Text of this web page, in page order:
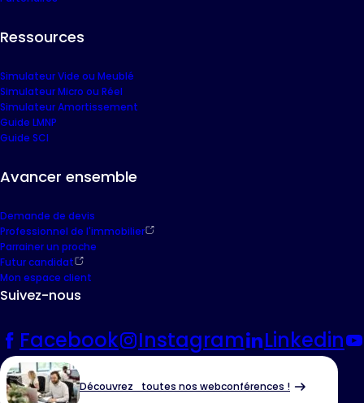
Ressources
Simulateur Vide ou Meublé
Simulateur Micro ou Réel
Simulateur Amortissement
Guide LMNP
Guide SCI
Avancer ensemble
Demande de devis
Professionnel de l'immobilier
Parrainer un proche
Futur candidat
Mon espace client
Suivez-nous
Facebook Instagram Linkedin
Découvrez toutes nos webconférences !